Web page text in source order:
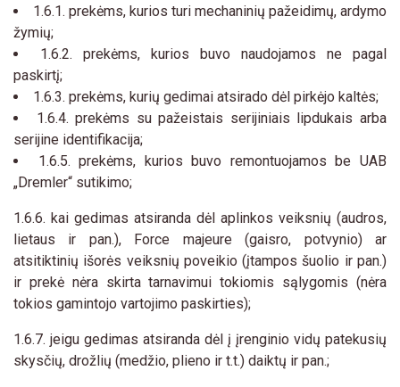
1.6.1. prekėms, kurios turi mechaninių pažeidimų, ardymo
žymių;
1.6.2. prekėms, kurios buvo naudojamos ne pagal
paskirtį;
1.6.3. prekėms, kurių gedimai atsirado dėl pirkėjo kaltės;
1.6.4. prekėms su pažeistais serijiniais lipdukais arba
serijine identifikacija;
1.6.5. prekėms, kurios buvo remontuojamos be UAB
„Dremler“ sutikimo;
1.6.6. kai gedimas atsiranda dėl aplinkos veiksnių (audros,
lietaus ir pan.), Force majeure (gaisro, potvynio) ar
atsitiktinių išorės veiksnių poveikio (įtampos šuolio ir pan.)
ir prekė nėra skirta tarnavimui tokiomis sąlygomis (nėra
tokios gamintojo vartojimo paskirties);
1.6.7. jeigu gedimas atsiranda dėl į įrenginio vidų patekusių
skysčių, drožlių (medžio, plieno ir t.t.) daiktų ir pan.;